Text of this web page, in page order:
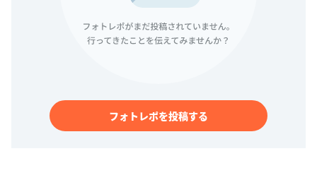
フォトレポを投稿する